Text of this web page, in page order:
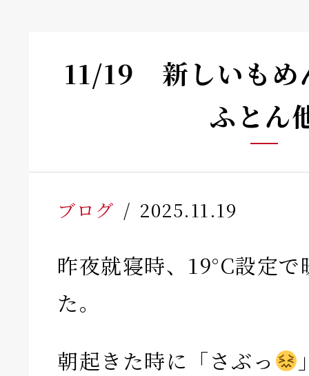
11/19 新しいもめ
ふとん
ブログ 2025.11.19
昨夜就寝時、19°C設定
た。
朝起きた時に「さぶっ